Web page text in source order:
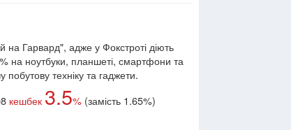
на Гарвард", адже у Фокстроті діють
на ноутбуки, планшеті, смартфони та
побутову техніку та гаджети.
кешбек 3.5% (замість 1.65%)